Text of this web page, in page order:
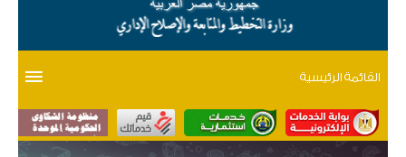
القائمة الرئيسية